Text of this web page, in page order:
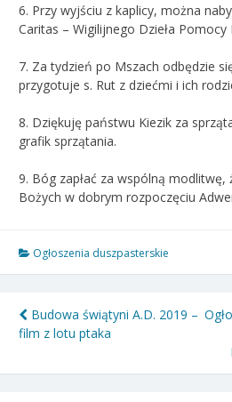
6. Przy wyjściu z kaplicy, można
Caritas – Wigilijnego Dzieła Pomocy
7. Za tydzień po Mszach odbędzie
przygotuje s. Rut z dziećmi i ich
8. Dziękuję państwu Kiezik za
grafik sprzątania.
9. Bóg zapłać za wspólną modlitwę,
Bożych w dobrym rozpoczęciu
Ogłoszenia duszpasterskie
Nawigacja
wpisu
Budowa świątyni A.D. 2019 –
film z lotu ptaka